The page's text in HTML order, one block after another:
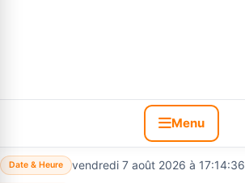
Menu
Date & Heure vendredi 7 août 2026 à 17:14:37